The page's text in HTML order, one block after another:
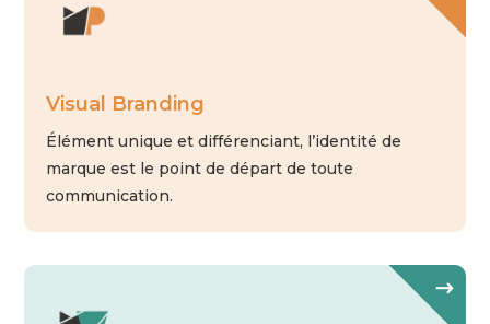
Visual Branding
Élément unique et différenciant, l’identité de
marque est le point de départ de toute
communication.